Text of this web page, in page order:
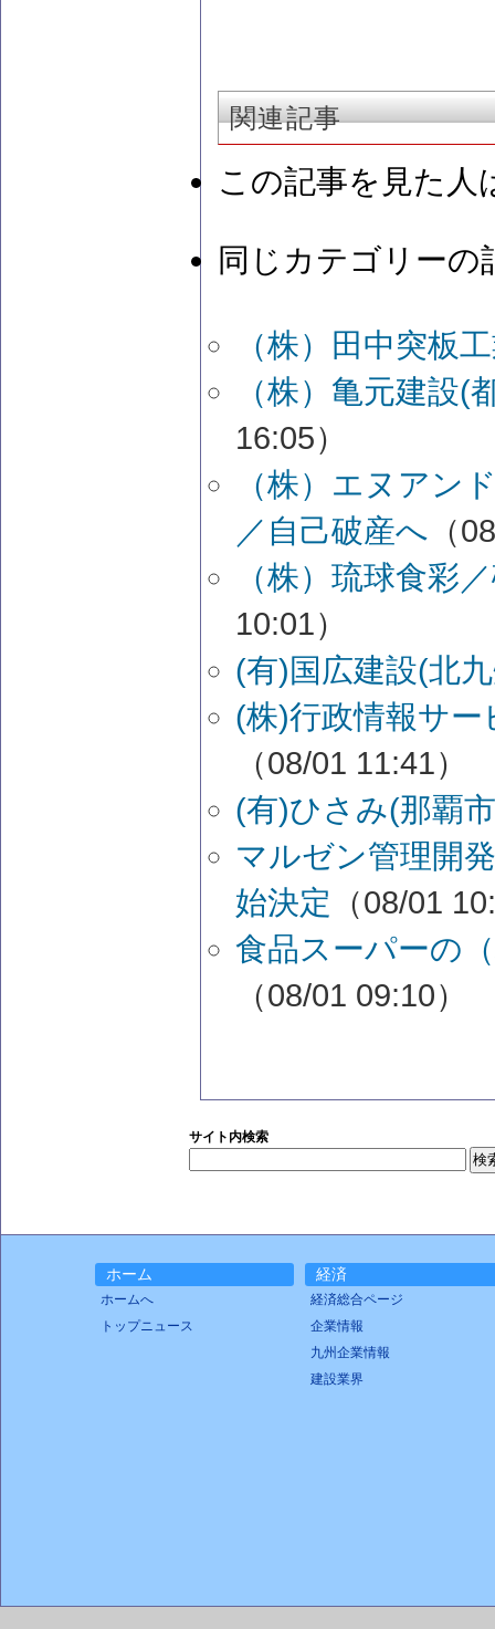
関連記事
この記事を見た人
同じカテゴリーの
（株）田中突板
（株）亀元建設(
16:05）
（株）エヌアン
／自己破産へ （
（株）琉球食彩
10:01）
(有)国広建設(北
(株)行政情報サ
（08/01 11:41）
(有)ひさみ(那覇
マルゼン管理開
始決定 （08/01
食品スーパーの
（08/01 09:10）
サイト内検索
ホーム
ホームへ
トップニュース
経済
経済総合ページ
企業情報
九州企業情報
建設業界